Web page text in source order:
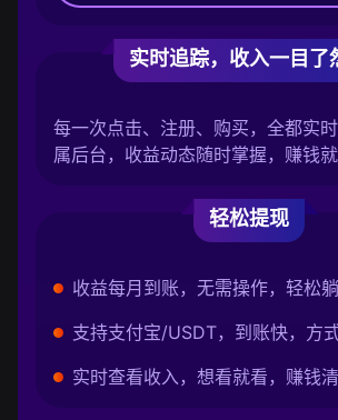
实时追踪，收入一目了
每一次点击、注册、购买，全都实
属后台，收益动态随时掌握，赚钱就
轻松提现
收益每月到账，无需操作，轻松
支持支付宝/USDT，到账快，方
实时查看收入，想看就看，赚钱